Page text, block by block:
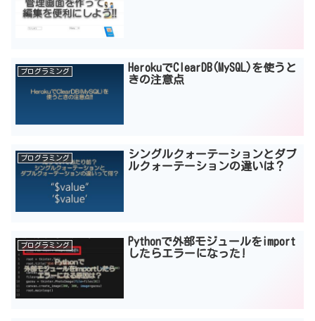
プログラミング
HerokuでClearDB(MySQL)を使うと
きの注意点
プログラミング
シングルクォーテーションとダブ
ルクォーテーションの違いは？
プログラミング
Pythonで外部モジュールをimport
したらエラーになった!